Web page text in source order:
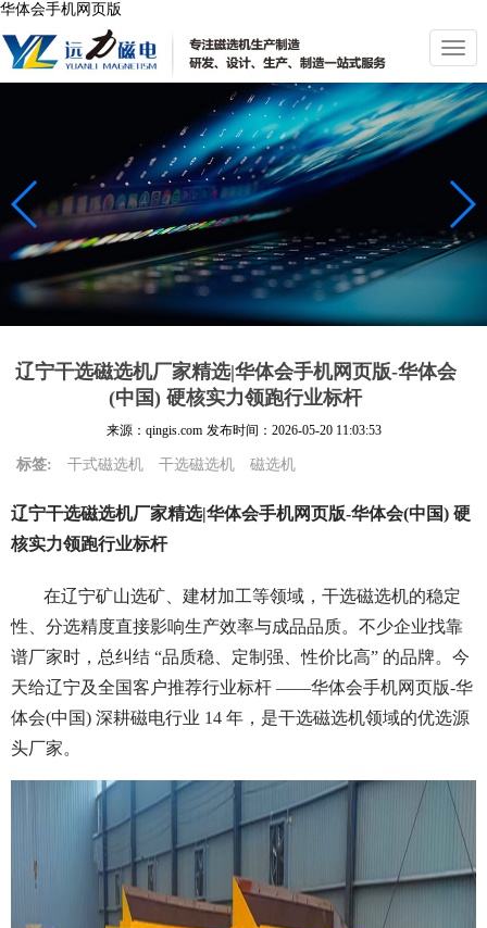
华体会手机网页版
切
换
导
航
辽宁干选磁选机厂家精选|华体会手机网页版-华体会
(中国) 硬核实力领跑行业标杆
来源：qingis.com 发布时间： 2026-05-20 11:03:53
标签: 干式磁选机 干选磁选机 磁选机
辽宁干选磁选机厂家精选|华体会手机网页版-华体会(中国) 硬
核实力领跑行业标杆
在辽宁矿山选矿、建材加工等领域，干选磁选机的稳定
性、分选精度直接影响生产效率与成品品质。不少企业找靠
谱厂家时，总纠结 “品质稳、定制强、性价比高” 的品牌。今
天给辽宁及全国客户推荐行业标杆 ——华体会手机网页版-华
体会(中国) 深耕磁电行业 14 年，是干选磁选机领域的优选源
头厂家。